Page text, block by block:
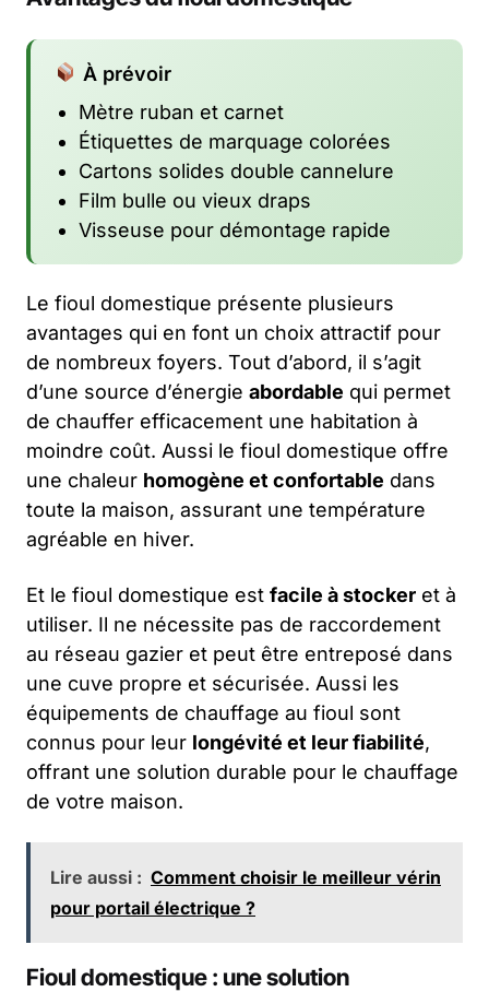
À prévoir
Mètre ruban et carnet
Étiquettes de marquage colorées
Cartons solides double cannelure
Film bulle ou vieux draps
Visseuse pour démontage rapide
Le fioul domestique présente plusieurs
avantages qui en font un choix attractif pour
de nombreux foyers. Tout d’abord, il s’agit
d’une source d’énergie abordable qui permet
de chauffer efficacement une habitation à
moindre coût. Aussi le fioul domestique offre
une chaleur homogène et confortable dans
toute la maison, assurant une température
agréable en hiver.
Et le fioul domestique est facile à stocker et à
utiliser. Il ne nécessite pas de raccordement
au réseau gazier et peut être entreposé dans
une cuve propre et sécurisée. Aussi les
équipements de chauffage au fioul sont
connus pour leur longévité et leur fiabilité,
offrant une solution durable pour le chauffage
de votre maison.
Lire aussi : Comment choisir le meilleur vérin
pour portail électrique ?
Fioul domestique : une solution